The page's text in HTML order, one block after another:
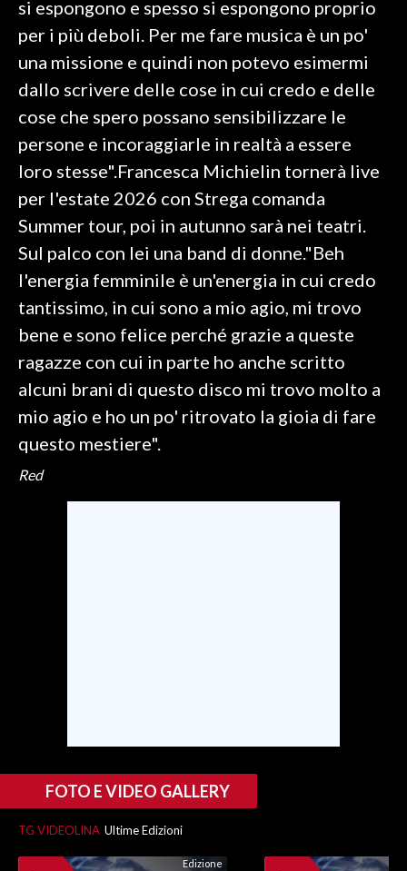
si espongono e spesso si espongono proprio
per i più deboli. Per me fare musica è un po'
una missione e quindi non potevo esimermi
dallo scrivere delle cose in cui credo e delle
cose che spero possano sensibilizzare le
persone e incoraggiarle in realtà a essere
loro stesse".Francesca Michielin tornerà live
per l'estate 2026 con Strega comanda
Summer tour, poi in autunno sarà nei teatri.
Sul palco con lei una band di donne."Beh
l'energia femminile è un'energia in cui credo
tantissimo, in cui sono a mio agio, mi trovo
bene e sono felice perché grazie a queste
ragazze con cui in parte ho anche scritto
alcuni brani di questo disco mi trovo molto a
mio agio e ho un po' ritrovato la gioia di fare
questo mestiere".
Red
FOTO E VIDEO GALLERY
TG VIDEOLINA Ultime Edizioni
Edizione